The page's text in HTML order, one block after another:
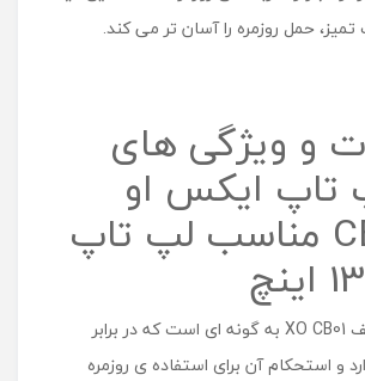
ن
ا
پ
پ
ت
س
ا
ی
ز
حمل روزمره را آسان ‌تر می‌ کند.
و ویژگی های
ایکس او
مدل CB01 مناسب لپ تاپ
جنس پارچه‌ ی کیف XO CB01 به گونه ای است که در برابر
و استحکام آن برای استفاده‌ ی روزمره